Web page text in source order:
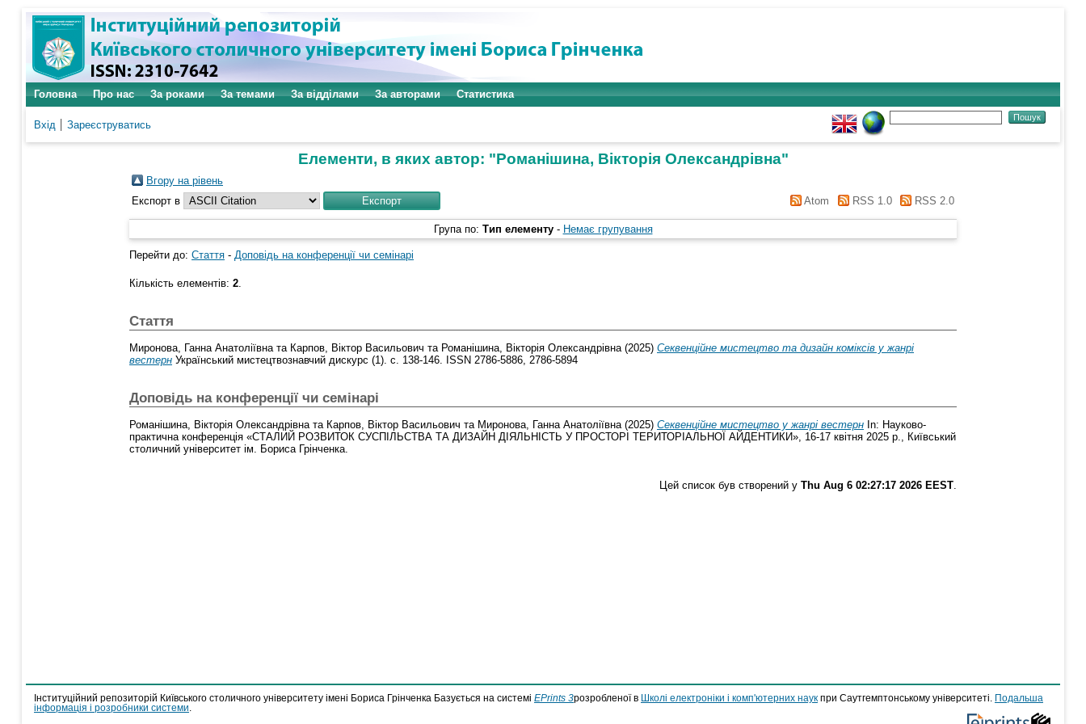
Головна Про нас За роками За темами За відділами За авторами Статистика
Вхід Зареєструватись
Елементи, в яких автор: "Романішина, Вікторія Олександрівна"
Вгору на рівень
Експорт в
Atom RSS 1.0 RSS 2.0
Група по: Тип елементу - Немає групування
Перейти до: Стаття - Доповідь на конференції чи семінарі
Кількість елементів: 2.
Стаття
Миронова, Ганна Анатоліївна та Карпов, Віктор Васильович та Романішина, Вікторія Олександрівна (2025) Секвенційне мистецтво та дизайн коміксів у жанрі
вестерн Український мистецтвознавчий дискурс (1). с. 138-146. ISSN 2786-5886, 2786-5894
Доповідь на конференції чи семінарі
Романішина, Вікторія Олександрівна та Карпов, Віктор Васильович та Миронова, Ганна Анатоліївна (2025) Секвенційне мистецтво у жанрі вестерн In: Науково-
практична конференція «СТАЛИЙ РОЗВИТОК СУСПІЛЬСТВА ТА ДИЗАЙН ДІЯЛЬНІСТЬ У ПРОСТОРІ ТЕРИТОРІАЛЬНОЇ АЙДЕНТИКИ», 16-17 квітня 2025 р., Київський
столичний університет ім. Бориса Грінченка.
Цей список був створений у Thu Aug 6 02:27:17 2026 EEST
Інституційний репозиторій Київського столичного університету імені Бориса Грінченка Базується на системі EPrints 3розробленої в Школі електроніки і комп'ютерних наук при Саутгемптонському університеті.
Подальша
інформація і розробники системи